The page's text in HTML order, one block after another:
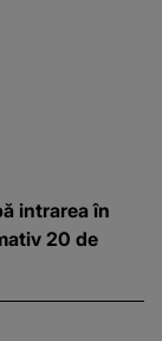
intrarea în
20 de